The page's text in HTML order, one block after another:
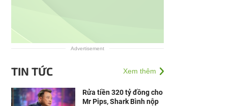
Advertisement
TIN TỨC Xem thêm
Rửa tiền 320 tỷ đồng cho
Mr Pips, Shark Bình nộp